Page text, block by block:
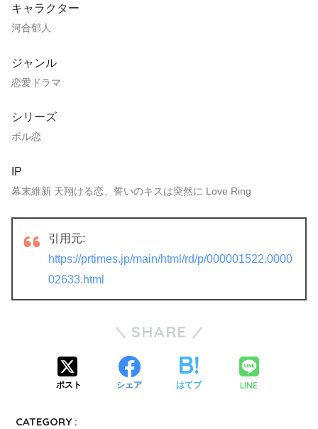
キャラクター
河合郁人
ジャンル
恋愛ドラマ
シリーズ
ボル恋
IP
幕末維新 天翔ける恋、誓いのキスは突然に Love Ring
引用元:
https://prtimes.jp/main/html/rd/p/000001522.0000
02633.html
SHARE
ポスト シェア はてブ LINE
CATEGORY :